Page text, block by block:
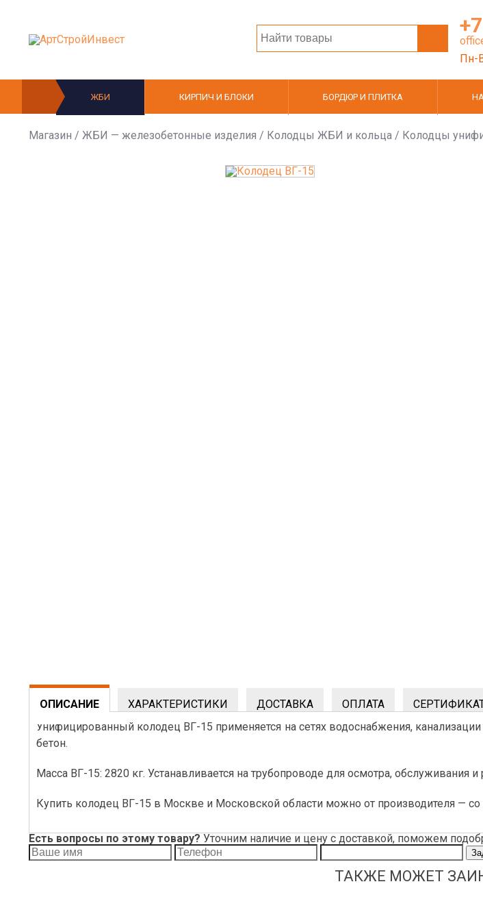
Пн-
ЖБИ КИРПИЧ И БЛОКИ БОРДЮР И ПЛИТКА
Магазин / ЖБИ — железобетонные изделия / Колодцы ЖБИ и кольца / Колодцы
ОПИСАНИЕ ХАРАКТЕРИСТИКИ ДОСТАВКА ОПЛАТА
Унифицированный колодец ВГ-15 применяется на сетях водоснабжения,
бетон.
Масса ВГ-15: 2820 кг. Устанавливается на трубопроводе для осмотра, обслуживания
Купить колодец ВГ-15 в Москве и Московской области можно от производителя — со
Есть вопросы по этому товару? Уточним наличие и цену с доставкой, поможем
ТАКЖЕ МОЖЕТ